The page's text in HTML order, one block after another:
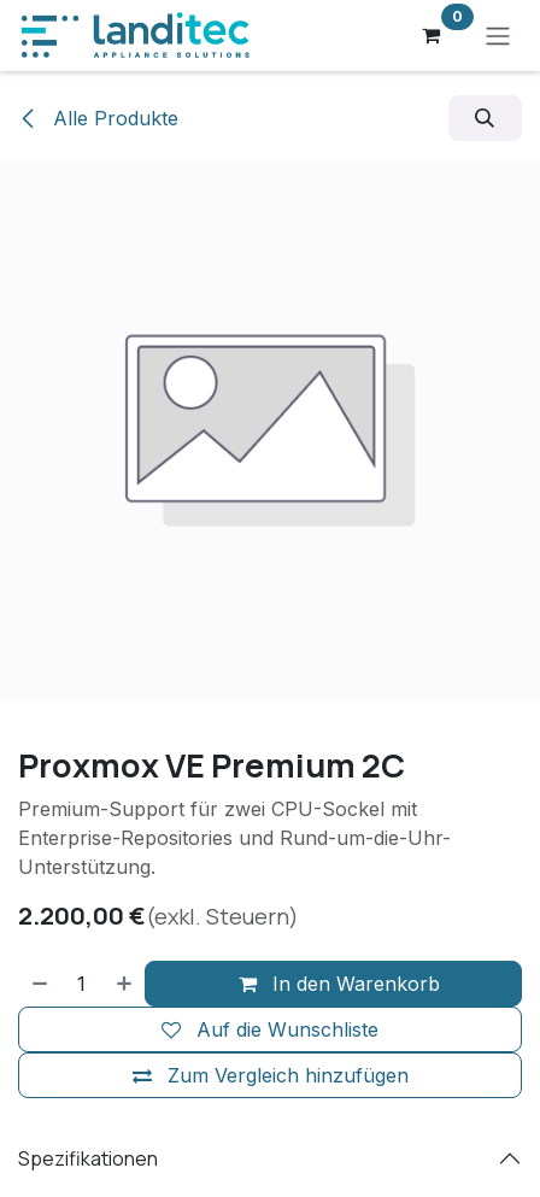
Zum Inhalt springen 0
Alle Produkte
Proxmox VE Premium 2C
Premium-Support für zwei CPU-Sockel mit
Enterprise-Repositories und Rund-um-die-Uhr-
Unterstützung.
2.200,00€(exkl. Steuern)
In den Warenkorb
Zum Vergleich hinzufügen
Auf die Wunschliste
Spezifikationen